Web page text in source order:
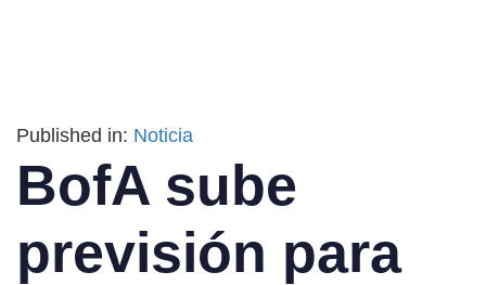
Published in: Noticia
BofA sube
previsión para